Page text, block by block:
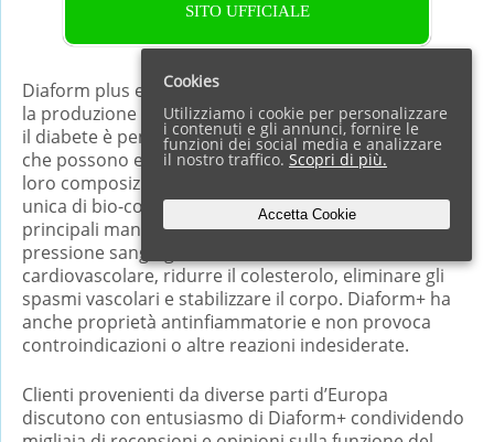
SITO UFFICIALE
Diaform plus elimina i segni del disturbo e normalizza
la produzione di insulina. La soluzione innovativa per
il diabete è pensata sotto forma di capsule organiche
che possono essere assunte quotidianamente. La
loro composizione rappresenta una combinazione
unica di bio-componenti in grado di alleviare le
principali manifestazioni del diabete, normalizzare la
pressione sanguigna, rafforzare il sistema
cardiovascolare, ridurre il colesterolo, eliminare gli
spasmi vascolari e stabilizzare il corpo. Diaform+ ha
anche proprietà antinfiammatorie e non provoca
controindicazioni o altre reazioni indesiderate.
Clienti provenienti da diverse parti d’Europa
discutono con entusiasmo di Diaform+ condividendo
Cookies
Utilizziamo i cookie per personalizzare
i contenuti e gli annunci, fornire le
funzioni dei social media e analizzare
il nostro traffico. Scopri di più.
Accetta Cookie